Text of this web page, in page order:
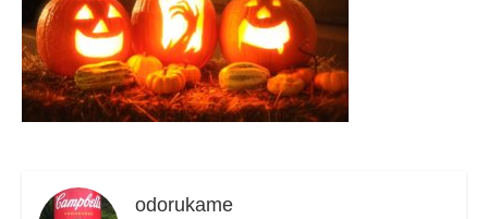
odorukame